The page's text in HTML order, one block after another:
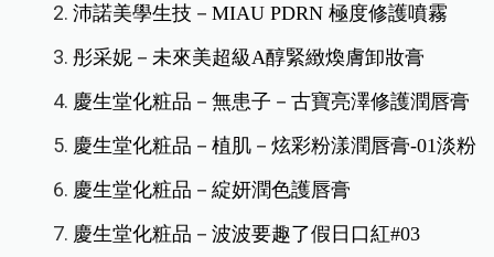
沛諾美學生技－MIAU PDRN 極度修護噴霧
彤采妮－未來美超級A醇緊緻煥膚卸妝膏
慶生堂化粧品－無患子－古寶亮澤修護潤唇膏
慶生堂化粧品－植肌－炫彩粉漾潤唇膏-01淡粉
慶生堂化粧品－綻妍潤色護唇膏
慶生堂化粧品－波波要趣了假日口紅#03